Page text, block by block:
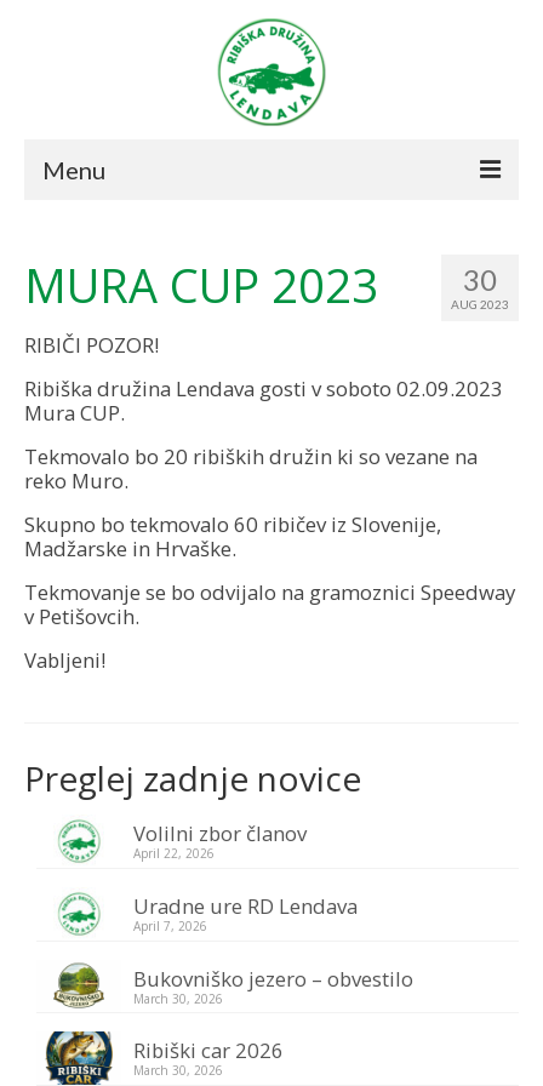
Menu
O društvu
Ribolov
Režim 2021
Prodajna mesta
Včlanitev v društvo
Galerija
Kontakt
30
AUG 2023
MURA CUP 2023
RIBIČI POZOR!
Ribiška družina Lendava gosti v soboto 02.09.2023
Mura CUP.
Tekmovalo bo 20 ribiških družin ki so vezane na
reko Muro.
Skupno bo tekmovalo 60 ribičev iz Slovenije,
Madžarske in Hrvaške.
Tekmovanje se bo odvijalo na gramoznici Speedway
v Petišovcih.
Vabljeni!
Preglej zadnje novice
Volilni zbor članov
April 22, 2026
Uradne ure RD Lendava
April 7, 2026
Bukovniško jezero – obvestilo
March 30, 2026
Ribiški car 2026
March 30, 2026